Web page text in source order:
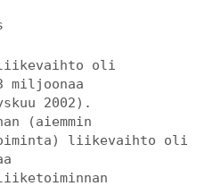
oli
miljoonaa
2002).
(aiemmin
liikevaihto oli